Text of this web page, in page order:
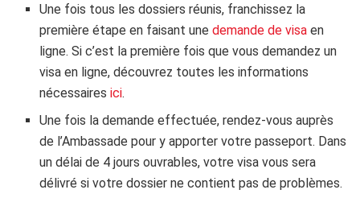
Une fois tous les dossiers réunis, franchissez la
première étape en faisant unedemande de visa en
ligne. Si c’est la première fois que vous demandez un
visa en ligne, découvrez toutes les informations
nécessairesici.
Une fois la demande effectuée, rendez-vous auprès
de l’Ambassade pour y apporter votre passeport. Dans
un délai de 4 jours ouvrables, votre visa vous sera
délivré si votre dossier ne contient pas de problèmes.